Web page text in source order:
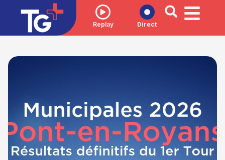
Replay Direct